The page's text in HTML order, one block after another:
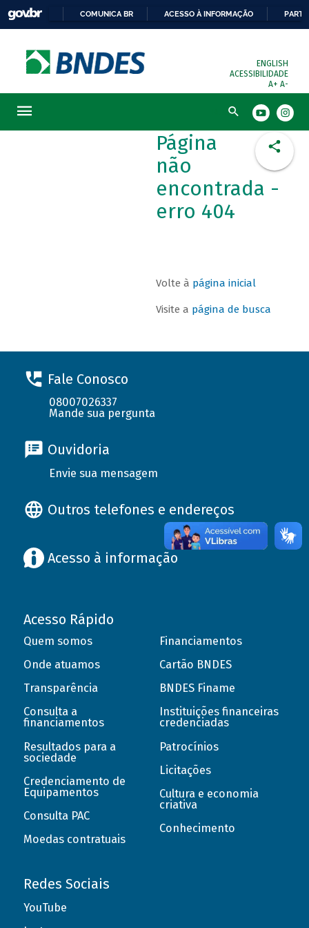
COMUNICA BR ACESSO À INFORMAÇÃO
ENGLISH
ACESSIBILIDADE
A+ A-
Busca
Página
não
encontrada -
erro 404
Volte à página inicial
Visite a página de busca
Fale Conosco
08007026337
Mande sua pergunta
Ouvidoria
Envie sua mensagem
Outros telefones e endereços
Acesso à informação
Acesso Rápido
Quem somos
Onde atuamos
Transparência
Consulta a
financiamentos
Resultados para a
sociedade
Credenciamento de
Equipamentos
Consulta PAC
Moedas contratuais
Financiamentos
Cartão BNDES
BNDES Finame
Instituições financeiras
credenciadas
Patrocínios
Licitações
Cultura e economia
criativa
Conhecimento
Redes Sociais
YouTube